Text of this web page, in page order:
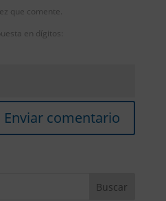
que comente.
en dígitos: